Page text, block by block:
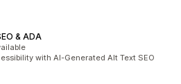
& ADA
with AI-Generated Alt Text SEO